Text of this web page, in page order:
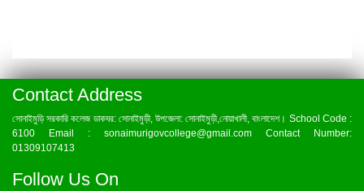
Contact Address
সোনাইমুড়ি সরকারি কলেজ ডাকঘর: সোনাইমুড়ী, উপজেলা: সোনাইমুড়ী,নোয়াখালী, বাংলাদেশ। School Code :
6100 Email : sonaimurigovcollege@gmail.com Contact Number:
01309107413
Follow Us On